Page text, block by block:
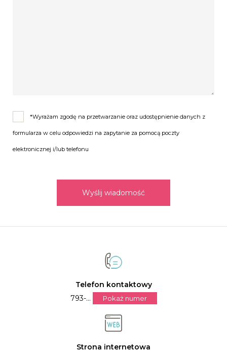
*Wyrażam zgodę na przetwarzanie oraz udostępnienie danych z
formularza w celu odpowiedzi na zapytanie za pomocą poczty
elektronicznej i/lub telefonu
Wyślij wiadomość
Telefon kontaktowy
793-...
Pokaż numer
Strona internetowa